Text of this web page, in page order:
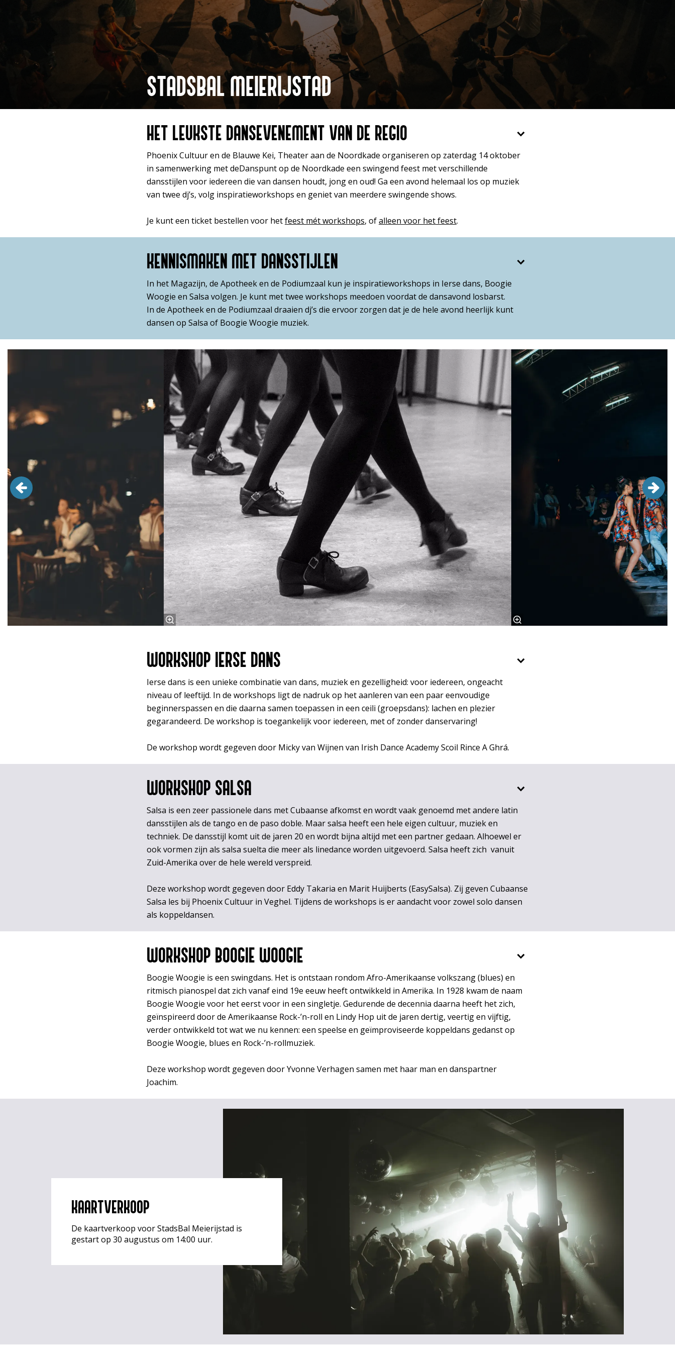
STADSBAL MEIERIJSTAD
HET LEUKSTE DANSEVENEMENT VAN DE REGIO
Phoenix Cultuur en de Blauwe Kei, Theater aan de Noordkade organiseren op zaterdag 14 oktober
in samenwerking met deDanspunt op de Noordkade een swingend feest met verschillende
dansstijlen voor iedereen die van dansen houdt, jong en oud! Ga een avond helemaal los op muziek
van twee dj’s, volg inspiratieworkshops en geniet van meerdere swingende shows.
Je kunt een ticket bestellen voor hetfeest mét workshops, ofalleen voor het feest.
KENNISMAKEN MET DANSSTIJLEN
In het Magazijn, de Apotheek en de Podiumzaal kun je inspiratieworkshops in Ierse dans, Boogie
Woogie en Salsa volgen. Je kunt met twee workshops meedoen voordat de dansavond losbarst.
In de Apotheek en de Podiumzaal draaien dj’s die ervoor zorgen dat je de hele avond heerlijk kunt
dansen op Salsa of Boogie Woogie muziek.
WORKSHOP IERSE DANS
Ierse dans is een unieke combinatie van dans, muziek en gezelligheid: voor iedereen, ongeacht
niveau of leeftijd. In de workshops ligt de nadruk op het aanleren van een paar eenvoudige
beginnerspassen en die daarna samen toepassen in een ceili (groepsdans): lachen en plezier
gegarandeerd. De workshop is toegankelijk voor iedereen, met of zonder danservaring!
De workshop wordt gegeven door Micky van Wijnen van Irish Dance Academy Scoil Rince A Ghrá.
WORKSHOP SALSA
Salsa is een zeer passionele dans met Cubaanse afkomst en wordt vaak genoemd met andere latin
dansstijlen als de tango en de paso doble. Maar salsa heeft een hele eigen cultuur, muziek en
techniek. De dansstijl komt uit de jaren 20 en wordt bijna altijd met een partner gedaan. Alhoewel er
ook vormen zijn als salsa suelta die meer als linedance worden uitgevoerd. Salsa heeft zich vanuit
Zuid-Amerika over de hele wereld verspreid.
Deze workshop wordt gegeven door Eddy Takaria en Marit Huijberts (EasySalsa). Zij geven Cubaanse
Salsa les bij Phoenix Cultuur in Veghel. Tijdens de workshops is er aandacht voor zowel solo dansen
als koppeldansen.
WORKSHOP BOOGIE WOOGIE
Boogie Woogie is een swingdans. Het is ontstaan rondom Afro-Amerikaanse volkszang (blues) en
ritmisch pianospel dat zich vanaf eind 19e eeuw heeft ontwikkeld in Amerika. In 1928 kwam de naam
Boogie Woogie voor het eerst voor in een singletje. Gedurende de decennia daarna heeft het zich,
geïnspireerd door de Amerikaanse Rock-’n-roll en Lindy Hop uit de jaren dertig, veertig en vijftig,
verder ontwikkeld tot wat we nu kennen: een speelse en geïmproviseerde koppeldans gedanst op
Boogie Woogie, blues en Rock-’n-rollmuziek.
Deze workshop wordt gegeven door Yvonne Verhagen samen met haar man en danspartner
Joachim.
KAARTVERKOOP
De kaartverkoop voor StadsBal Meierijstad is
gestart op 30 augustus om 14:00 uur.